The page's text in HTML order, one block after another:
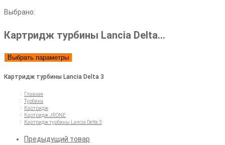
Выбрано:
Картридж турбины Lancia Delta…
Выбрать параметры
Картридж турбины Lancia Delta 3
Главная
Турбина
Картридж
Картридж JRONE
Картридж турбины Lancia Delta 3
Предыдущий товар